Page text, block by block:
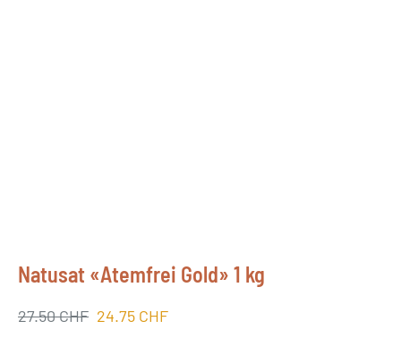
Natusat «Atemfrei Gold» 1 kg
27.50CHF Ursprünglicher Preis war: 27.50 CHF
24.75 CHF